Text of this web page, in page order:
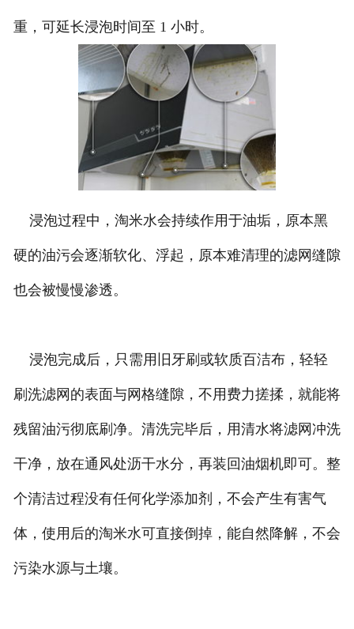
重，可延长浸泡时间至 1 小时。
浸泡过程中，淘米水会持续作用于油垢，原本黑
硬的油污会逐渐软化、浮起，原本难清理的滤网缝隙
也会被慢慢渗透。
浸泡完成后，只需用旧牙刷或软质百洁布，轻轻
刷洗滤网的表面与网格缝隙，不用费力搓揉，就能将
残留油污彻底刷净。清洗完毕后，用清水将滤网冲洗
干净，放在通风处沥干水分，再装回油烟机即可。整
个清洁过程没有任何化学添加剂，不会产生有害气
体，使用后的淘米水可直接倒掉，能自然降解，不会
污染水源与土壤。